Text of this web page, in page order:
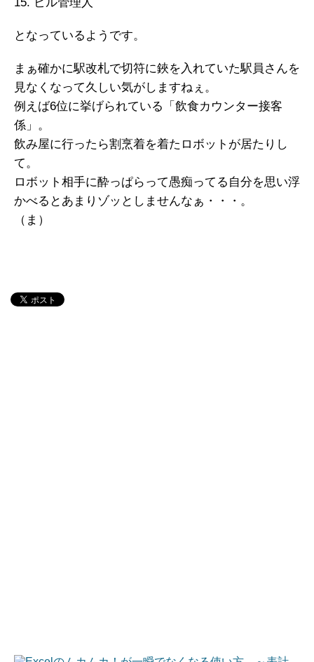
となっているようです。
まぁ確かに駅改札で切符に鋏を入れていた駅員さんを
見なくなって久しい気がしますねぇ。
例えば6位に挙げられている「飲食カウンター接客
係」。
飲み屋に行ったら割烹着を着たロボットが居たりし
て。
ロボット相手に酔っぱらって愚痴ってる自分を思い浮
かべるとあまりゾッとしませんなぁ・・・。
（ま）